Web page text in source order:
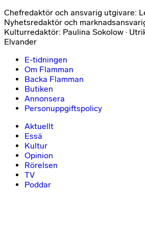
Chefredaktör och ansvarig utgivare:
Nyhetsredaktör och
Kulturredaktör: Paulina Sokolow ·
Elvander
E-tidningen
Om Flamman
Backa Flamman
Butiken
Annonsera
Personuppgiftspolicy
Aktuellt
Essä
Kultur
Opinion
Rörelsen
TV
Poddar